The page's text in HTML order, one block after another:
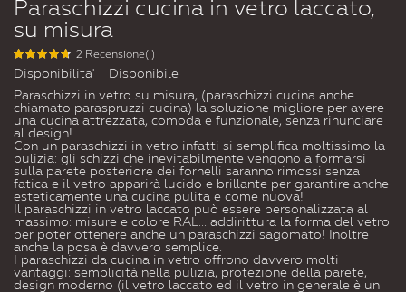
Paraschizzi cucina in vetro laccato,
su misura
2 Recensione(i)
Disponibilita'
Disponibile
Paraschizzi in vetro su misura, (paraschizzi cucina anche
chiamato paraspruzzi cucina) la soluzione migliore per avere
una cucina attrezzata, comoda e funzionale, senza rinunciare
al design!
Con un paraschizzi in vetro infatti si semplifica moltissimo la
pulizia: gli schizzi che inevitabilmente vengono a formarsi
sulla parete posteriore dei fornelli saranno rimossi senza
fatica e il vetro apparirà lucido e brillante per garantire anche
esteticamente una cucina pulita e come nuova!
Il paraschizzi in vetro laccato può essere personalizzata al
massimo: misure e colore RAL... addirittura la forma del vetro
per poter ottenere anche un paraschizzi sagomato! Inoltre
anche la posa è davvero semplice.
I paraschizzi da cucina in vetro offrono davvero molti
vantaggi: semplicità nella pulizia, protezione della parete,
design moderno (il vetro laccato ed il vetro in generale è un